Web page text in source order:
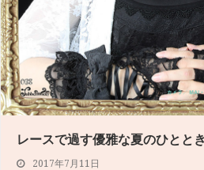
レースで過す優雅な夏のひとと
2017年7月11日